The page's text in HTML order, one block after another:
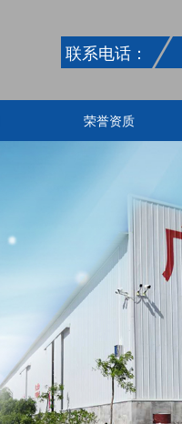
联系电话：
荣誉资质